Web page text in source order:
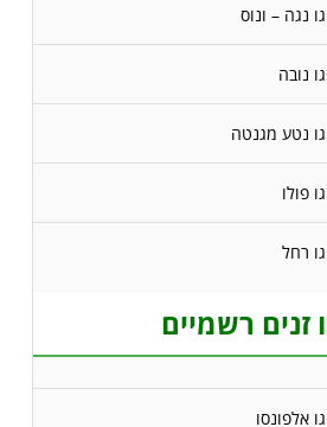
נגה – ונוס
נובה
נטע מגנטה
פולו
רחל
זנים רשמיים
אלפונסו